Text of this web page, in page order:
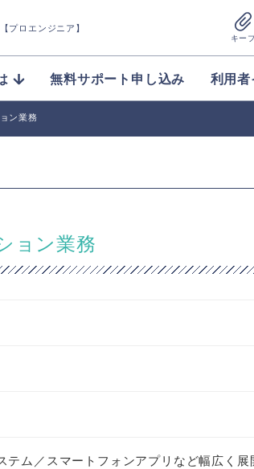
プロエンジニア】
キー
無料サポート申し込み 利用
ン業務
ョン業務
ム／スマートフォンアプリなど幅広く展